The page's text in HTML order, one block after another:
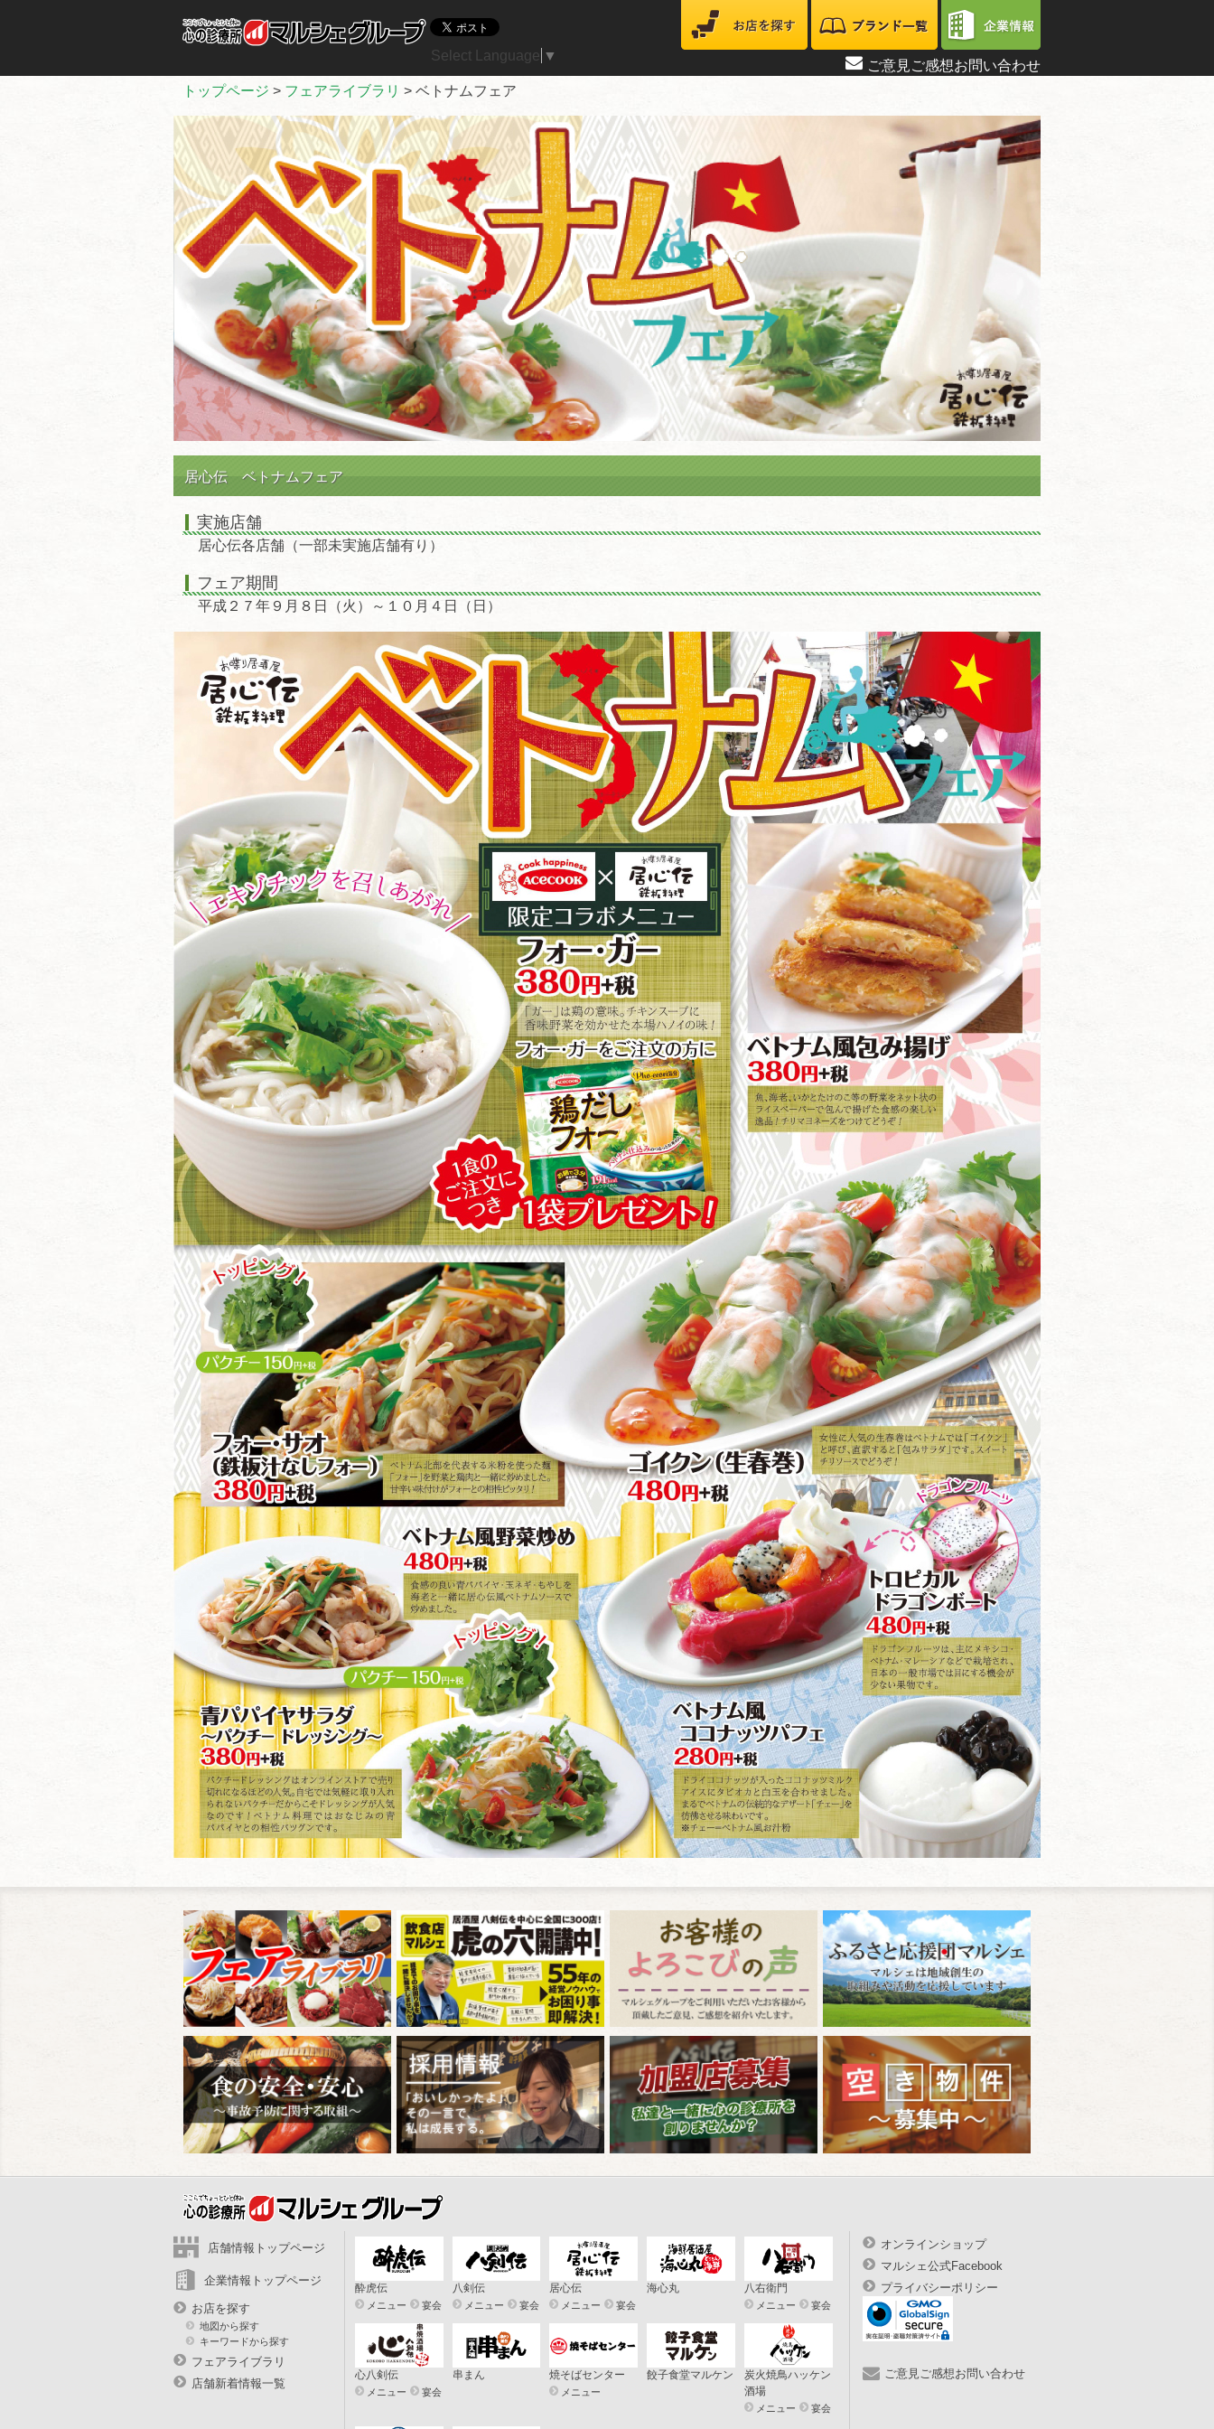
Select Language ▼
ご意見ご感想お問い合わせ
トップページ > フェアライブラリ > ベトナムフェア
居心伝 ベトナムフェア
実施店舗
居心伝各店舗（一部未実施店舗有り）
フェア期間
平成２７年９月８日（火）～１０月４日（日）
店舗情報トップページ
企業情報トップページ
お店を探す
地図から探す
キーワードから探す
フェアライブラリ
店舗新着情報一覧
酔虎伝
メニュー 宴会
八剣伝
メニュー 宴会
居心伝
メニュー 宴会
海心丸 八右衛門
メニュー 宴会
心八剣伝
メニュー 宴会
串まん 焼そばセンター
メニュー
餃子食堂マルケン
炭火焼鳥ハッケン
酒場
メニュー 宴会
オンラインショップ
マルシェ公式Facebook
プライバシーポリシー
ご意見ご感想お問い合わせ